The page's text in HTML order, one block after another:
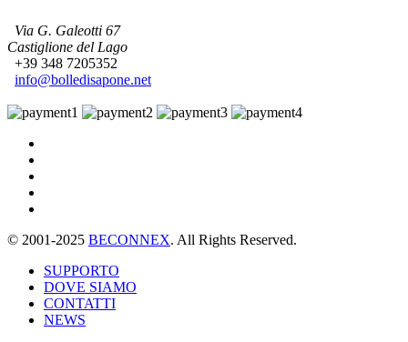
Via G. Galeotti 67
Castiglione del Lago
+39 348 7205352
info@bolledisapone.net
© 2001-2025 BECONNEX. All Rights Reserved.
SUPPORTO
DOVE SIAMO
CONTATTI
NEWS